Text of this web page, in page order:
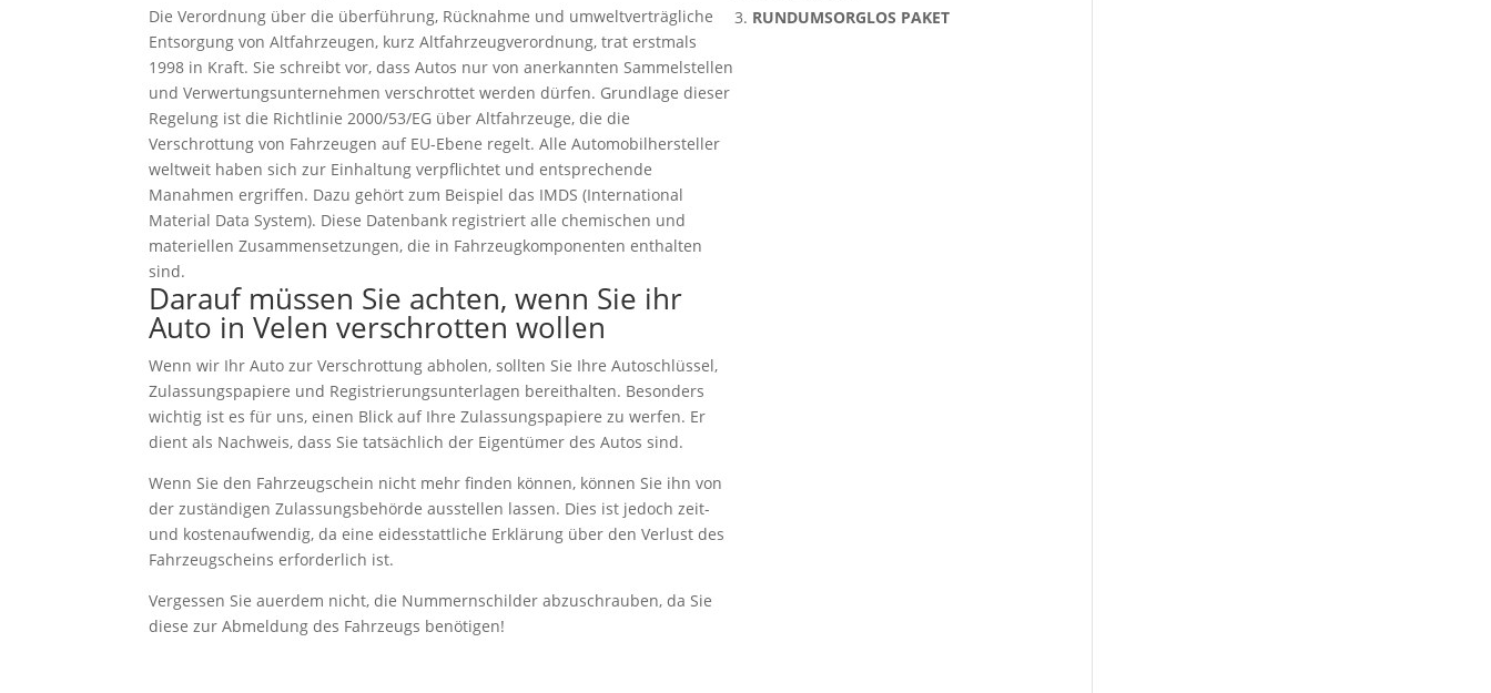
Die Verordnung über die überführung, Rücknahme und umweltverträgliche
Entsorgung von Altfahrzeugen, kurz Altfahrzeugverordnung, trat erstmals
1998 in Kraft. Sie schreibt vor, dass Autos nur von anerkannten Sammelstellen
und Verwertungsunternehmen verschrottet werden dürfen. Grundlage dieser
Regelung ist die Richtlinie 2000/53/EG über Altfahrzeuge, die die
Verschrottung von Fahrzeugen auf EU-Ebene regelt. Alle Automobilhersteller
weltweit haben sich zur Einhaltung verpflichtet und entsprechende
Manahmen ergriffen. Dazu gehört zum Beispiel das IMDS (International
Material Data System). Diese Datenbank registriert alle chemischen und
materiellen Zusammensetzungen, die in Fahrzeugkomponenten enthalten
sind.
Darauf müssen Sie achten, wenn Sie ihr
Auto in Velen verschrotten wollen
Wenn wir Ihr Auto zur Verschrottung abholen, sollten Sie Ihre Autoschlüssel,
Zulassungspapiere und Registrierungsunterlagen bereithalten. Besonders
wichtig ist es für uns, einen Blick auf Ihre Zulassungspapiere zu werfen. Er
dient als Nachweis, dass Sie tatsächlich der Eigentümer des Autos sind.
Wenn Sie den Fahrzeugschein nicht mehr finden können, können Sie ihn von
der zuständigen Zulassungsbehörde ausstellen lassen. Dies ist jedoch zeit-
und kostenaufwendig, da eine eidesstattliche Erklärung über den Verlust des
Fahrzeugscheins erforderlich ist.
Vergessen Sie auerdem nicht, die Nummernschilder abzuschrauben, da Sie
diese zur Abmeldung des Fahrzeugs benötigen!
RUNDUMSORGLOS PAKET